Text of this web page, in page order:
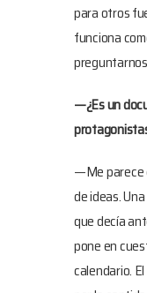
para otros
funciona
—¿Es un
—Me parece
de ideas.
que decía
pone en
calendario.